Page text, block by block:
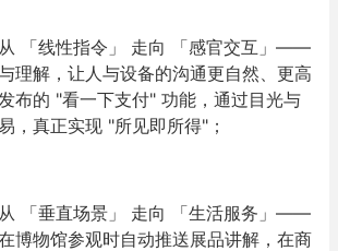
「线性指令」 走向 「感官交互」——
理解，让人与设备的沟通更自然、更高
布的 "看一下支付" 功能，通过目光与
，真正实现 "所见即所得"；
「垂直场景」 走向 「生活服务」——
博物馆参观时自动推送展品讲解，在商